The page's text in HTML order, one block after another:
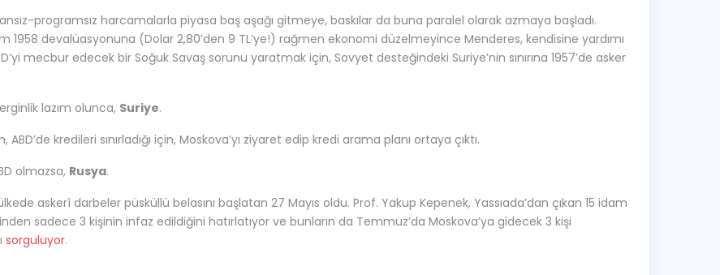
programsız harcamalarla piyasa baş aşağı gitmeye, baskılar da buna paralel olarak azmaya başladı.
1958 devalüasyonuna (Dolar 2,80’den 9 TL’ye!) rağmen ekonomi düzelmeyince Menderes, kendisine yardımı
mecbur edecek bir Soğuk Savaş sorunu yaratmak için, Sovyet desteğindeki Suriye’nin sınırına 1957’de asker
lazım olunca, Suriye.
ABD’de kredileri sınırladığı için, Moskova’yı ziyaret edip kredi arama planı ortaya çıktı.
olmazsa, Rusya.
askerî darbeler püsküllü belasını başlatan 27 Mayıs oldu. Prof. Yakup Kepenek, Yassıada’dan çıkan 15 idam
sadece 3 kişinin infaz edildiğini hatırlatıyor ve bunların da Temmuz’da Moskova’ya gidecek 3 kişi
sorguluyor.